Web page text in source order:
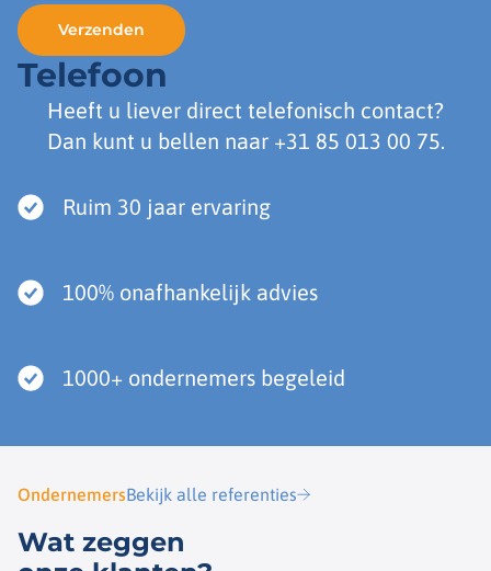
Telefoon
Heeft u liever direct telefonisch contact?
Dan kunt u bellen naar +31 85 013 00 75.
Ruim 30 jaar ervaring
100% onafhankelijk advies
1000+ ondernemers begeleid
OndernemersBekijk alle referenties
Wat zeggen